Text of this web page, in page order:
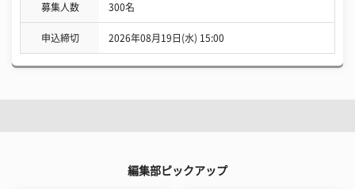
募集人数 300名
申込締切 2026年08月19日(水) 15:00
編集部ピックアップ